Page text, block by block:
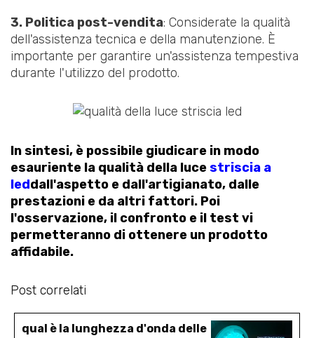
3. Politica post-vendita: Considerate la qualità
dell'assistenza tecnica e della manutenzione. È
importante per garantire un'assistenza tempestiva
durante l'utilizzo del prodotto.
In sintesi, è possibile giudicare in modo
esauriente la qualità della lucestriscia a
leddall'aspetto e dall'artigianato, dalle
prestazioni e da altri fattori. Poi
l'osservazione, il confronto e il test vi
permetteranno di ottenere un prodotto
affidabile.
Post correlati
qual è la lunghezza d'onda delle